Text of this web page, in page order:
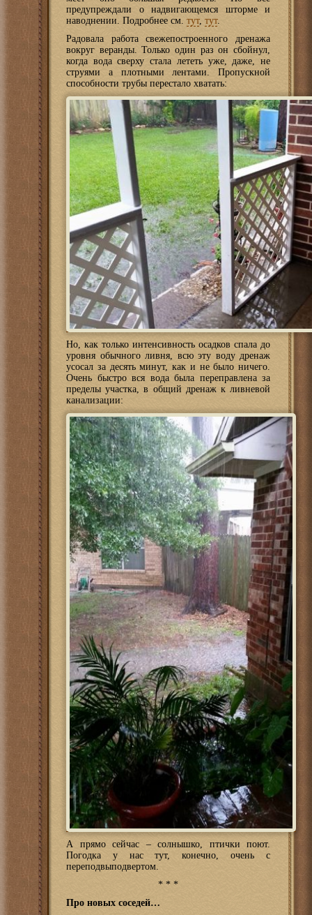
предупреждали о надвигающемся шторме и
наводнении. Подробнее см. тут, тут.
Радовала работа свежепостроенного дренажа
вокруг веранды. Только один раз он сбойнул,
когда вода сверху стала лететь уже, даже, не
струями а плотными лентами. Пропускной
способности трубы перестало хватать:
Но, как только интенсивность осадков спала до
уровня обычного ливня, всю эту воду дренаж
усосал за десять минут, как и не было ничего.
Очень быстро вся вода была переправлена за
пределы участка, в общий дренаж к ливневой
канализации:
А прямо сейчас – солнышко, птички поют.
Погодка у нас тут, конечно, очень с
переподвыподвертом.
* * *
Про новых соседей…